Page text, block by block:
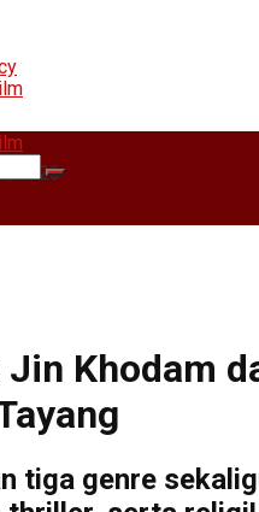
2026
Khodam
tiga genre